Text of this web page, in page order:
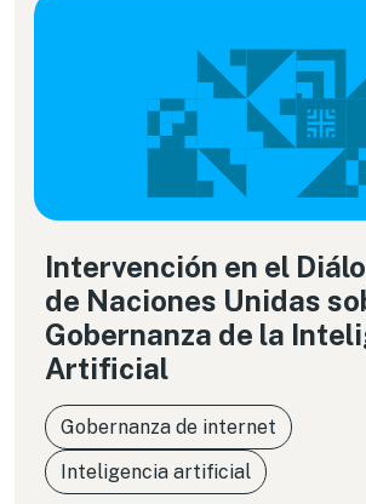
Intervención en el
de Naciones Unidas
Gobernanza de la
Artificial
Gobernanza de internet
Inteligencia artificial